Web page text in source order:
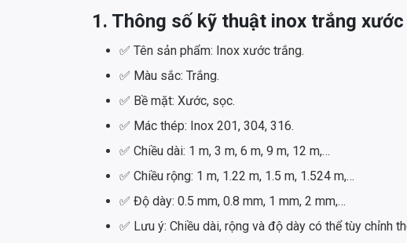
1. Thông số kỹ thuật inox trắng xước
✅ Tên sản phẩm: Inox xước trắng.
✅ Màu sắc: Trắng.
✅ Bề mặt: Xước, sọc.
✅ Mác thép: Inox 201, 304, 316.
✅ Chiều dài: 1 m, 3 m, 6 m, 9 m, 12 m,…
✅ Chiều rộng: 1 m, 1.22 m, 1.5 m, 1.524 m,…
✅ Độ dày: 0.5 mm, 0.8 mm, 1 mm, 2 mm,…
✅ Lưu ý: Chiều dài, rộng và độ dày có thể tùy chỉnh